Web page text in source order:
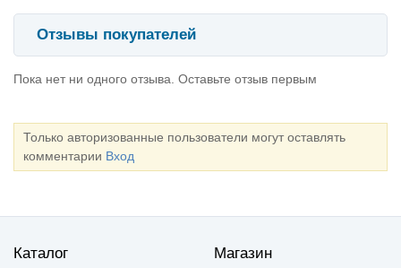
Отзывы покупателей
Пока нет ни одного отзыва. Оставьте отзыв первым
Только авторизованные пользователи могут оставлять
комментарии Вход
Каталог Магазин